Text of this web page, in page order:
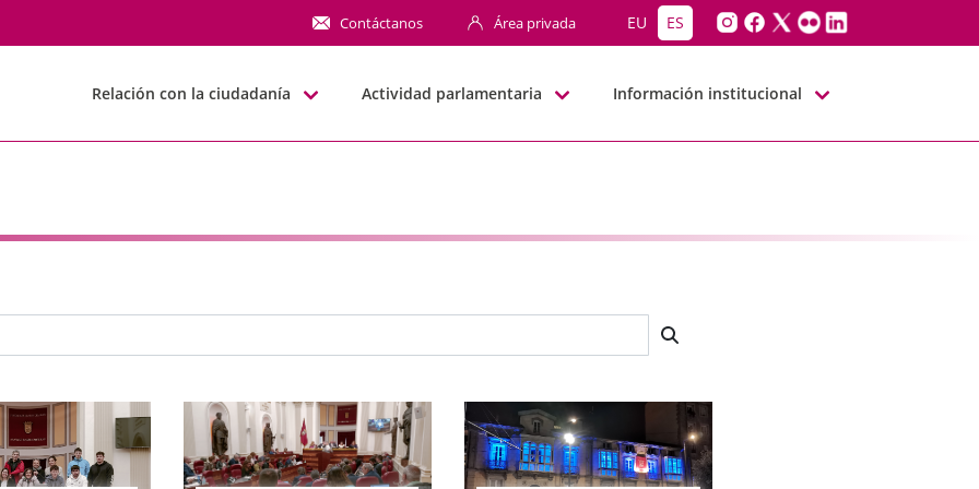
Contáctanos Área privada EU ES
Relación con la ciudadanía Actividad parlamentaria Información institucional
búsqueda